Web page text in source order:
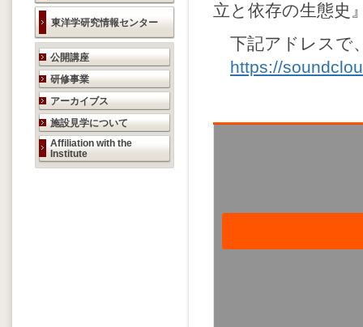
東洋学研究情報センター
研究活動のご案内
公開講座
研修事業
アーカイブス
施設見学について
Affiliation with the
Institute
立と依存の生態史
下記アドレスで
https://